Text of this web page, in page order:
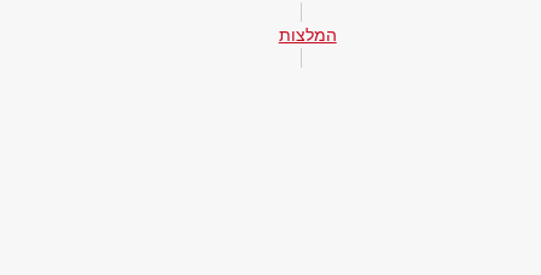
המלצות